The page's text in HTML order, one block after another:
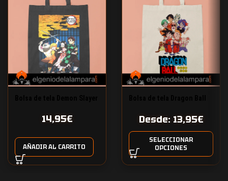
14,95€
AÑADIR AL CARRITO
Desde: 13,95€
SELECCIONAR
OPCIONES